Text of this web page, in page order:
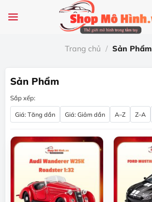
đến
Trang chủ / Sản Phẩm
Sản Phẩm
Sắp xếp:
Giá: Tăng dần Giá: Giảm dần A–Z Z–A